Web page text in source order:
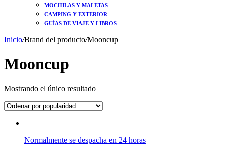
MOCHILAS Y MALETAS
CAMPING Y EXTERIOR
GUÍAS DE VIAJE Y LIBROS
Inicio/Brand del producto/Mooncup
Mooncup
Mostrando el único resultado
Normalmente se despacha en 24 horas